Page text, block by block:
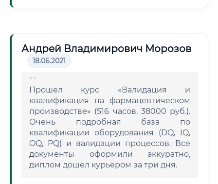
Андрей Владимирович Морозов
18.06.2021
Прошел курс «Валидация и
квалификация на фармацевтическом
производстве» (516 часов, 38000 руб.).
Очень подробная база по
квалификации оборудования (DQ, IQ,
OQ, PQ) и валидации процессов. Все
документы оформили аккуратно,
диплом дошел курьером за три дня.